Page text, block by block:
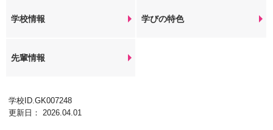
学校情報 学びの特色
先輩情報
学校ID.GK007248
更新日： 2026.04.01